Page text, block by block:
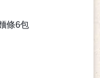
條6包